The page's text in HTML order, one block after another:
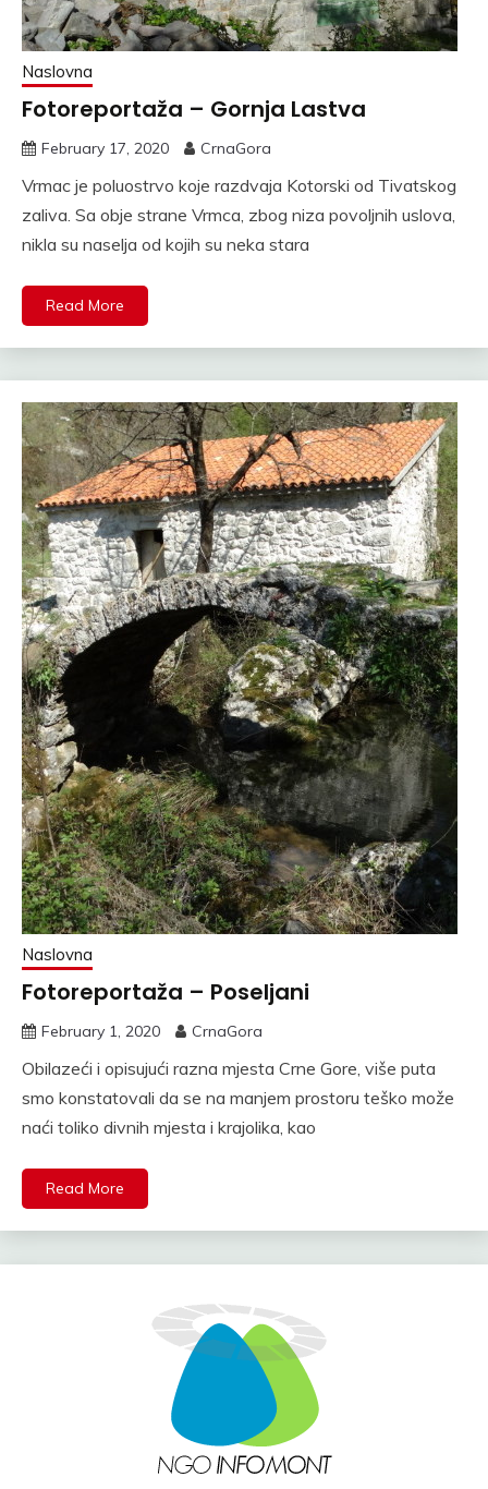
Naslovna
Fotoreportaža – Gornja Lastva
February 17, 2020 CrnaGora
Vrmac je poluostrvo koje razdvaja Kotorski od Tivatskog
zaliva. Sa obje strane Vrmca, zbog niza povoljnih uslova,
nikla su naselja od kojih su neka stara
Read More
Naslovna
Fotoreportaža – Poseljani
February 1, 2020 CrnaGora
Obilazeći i opisujući razna mjesta Crne Gore, više puta
smo konstatovali da se na manjem prostoru teško može
naći toliko divnih mjesta i krajolika, kao
Read More